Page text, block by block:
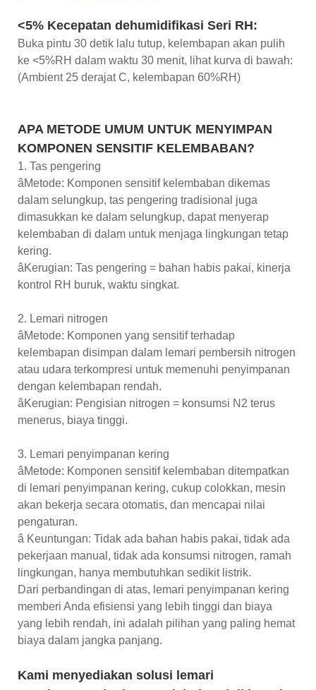
<5% Kecepatan dehumidifikasi Seri RH:
Buka pintu 30 detik lalu tutup, kelembapan akan pulih
ke <5%RH dalam waktu 30 menit, lihat kurva di bawah:
(Ambient 25 derajat C, kelembapan 60%RH)
APA METODE UMUM UNTUK MENYIMPAN
KOMPONEN SENSITIF KELEMBABAN?
1. Tas pengering
âMetode: Komponen sensitif kelembaban dikemas
dalam selungkup, tas pengering tradisional juga
dimasukkan ke dalam selungkup, dapat menyerap
kelembaban di dalam untuk menjaga lingkungan tetap
kering.
âKerugian: Tas pengering = bahan habis pakai, kinerja
kontrol RH buruk, waktu singkat.
2. Lemari nitrogen
âMetode: Komponen yang sensitif terhadap
kelembapan disimpan dalam lemari pembersih nitrogen
atau udara terkompresi untuk memenuhi penyimpanan
dengan kelembapan rendah.
âKerugian: Pengisian nitrogen = konsumsi N2 terus
menerus, biaya tinggi.
3. Lemari penyimpanan kering
âMetode: Komponen sensitif kelembaban ditempatkan
di lemari penyimpanan kering, cukup colokkan, mesin
akan bekerja secara otomatis, dan mencapai nilai
pengaturan.
â Keuntungan: Tidak ada bahan habis pakai, tidak ada
pekerjaan manual, tidak ada konsumsi nitrogen, ramah
lingkungan, hanya membutuhkan sedikit listrik.
Dari perbandingan di atas, lemari penyimpanan kering
memberi Anda efisiensi yang lebih tinggi dan biaya
yang lebih rendah, ini adalah pilihan yang paling hemat
biaya dalam jangka panjang.
Kami menyediakan solusi lemari